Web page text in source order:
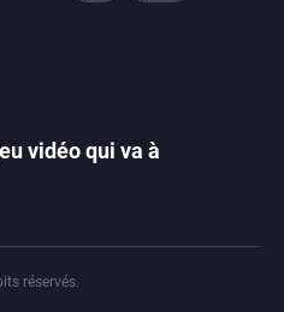
vidéo qui va à
réservés.